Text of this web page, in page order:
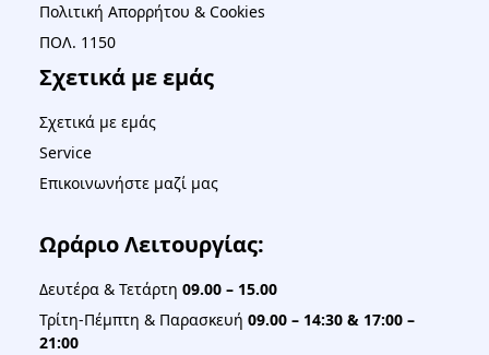
Πολιτική Απορρήτου & Cookies
ΠΟΛ. 1150
Σχετικά με εμάς
Σχετικά με εμάς
Service
Επικοινωνήστε μαζί μας
Ωράριο Λειτουργίας:
Δευτέρα & Τετάρτη 09.00 – 15.00
Τρίτη-Πέμπτη & Παρασκευή 09.00 – 14:30 & 17:00 –
21:00